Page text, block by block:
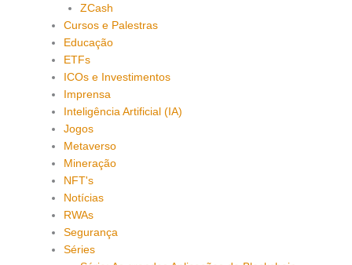
ZCash
Cursos e Palestras
Educação
ETFs
ICOs e Investimentos
Imprensa
Inteligência Artificial (IA)
Jogos
Metaverso
Mineração
NFT's
Notícias
RWAs
Segurança
Séries